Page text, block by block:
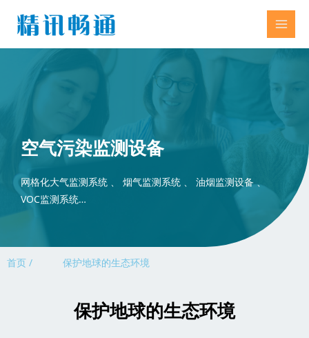
空气污染监测设备
网格化大气监测系统 、 烟气监测系统 、 油烟监测设备 、
VOC监测系统…
首页 / 保护地球的生态环境
保护地球的生态环境